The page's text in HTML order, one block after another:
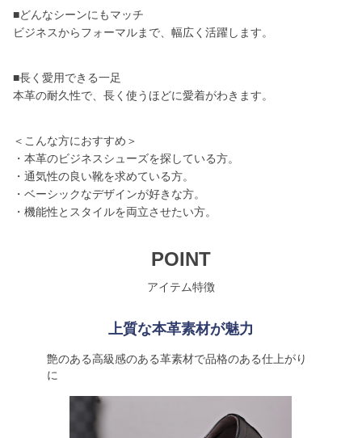
■どんなシーンにもマッチ
ビジネスからフォーマルまで、幅広く活躍します。
■長く愛用できる一足
本革の耐久性で、長く使うほどに愛着がわきます。
＜こんな方におすすめ＞
・本革のビジネスシューズを探している方。
・通気性の良い靴を求めている方。
・ベーシックなデザインが好きな方。
・機能性とスタイルを両立させたい方。
POINT
アイテム特徴
上質な本革素材が魅力
艶のある高級感のある革素材で品格のある仕上がり
に